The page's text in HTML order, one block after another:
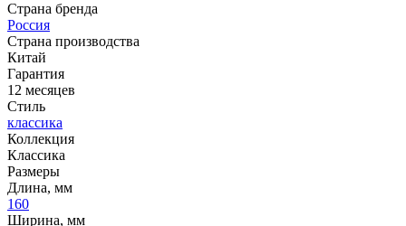
Страна бренда
Россия
Страна производства
Китай
Гарантия
12 месяцев
Стиль
классика
Коллекция
Классика
Размеры
Длина, мм
160
Ширина, мм